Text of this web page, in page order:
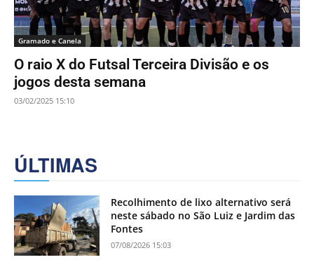
Gramado e Canela
O raio X do Futsal Terceira Divisão e os
jogos desta semana
03/02/2025 15:10
ÚLTIMAS
Recolhimento de lixo alternativo será
neste sábado no São Luiz e Jardim das
Fontes
07/08/2026 15:03